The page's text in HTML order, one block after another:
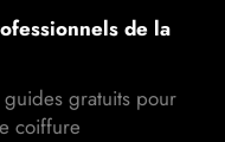
de la
guides gratuits pour
coiffure